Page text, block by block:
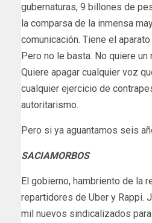
gubernaturas, 9 billones de
la comparsa de la inmensa
comunicación. Tiene el
Pero no le basta. No quiere
Quiere apagar cualquier voz
cualquier ejercicio de
autoritarismo.
Pero si ya aguantamos seis
SACIAMORBOS
El gobierno, hambriento de la
repartidores de Uber y Rappi.
mil nuevos sindicalizados